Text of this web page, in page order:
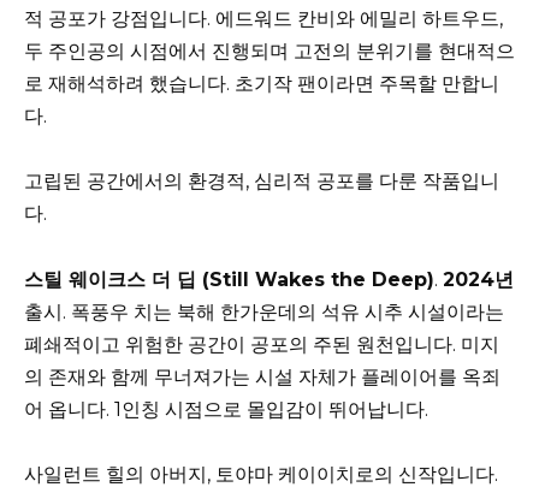
적 공포가 강점입니다. 에드워드 칸비와 에밀리 하트우드,
두 주인공의 시점에서 진행되며 고전의 분위기를 현대적으
로 재해석하려 했습니다. 초기작 팬이라면 주목할 만합니
다.
고립된 공간에서의 환경적, 심리적 공포를 다룬 작품입니
다.
스틸 웨이크스 더 딥 (Still Wakes the Deep). 2024년
출시. 폭풍우 치는 북해 한가운데의 석유 시추 시설이라는
폐쇄적이고 위험한 공간이 공포의 주된 원천입니다. 미지
의 존재와 함께 무너져가는 시설 자체가 플레이어를 옥죄
어 옵니다. 1인칭 시점으로 몰입감이 뛰어납니다.
사일런트 힐의 아버지, 토야마 케이이치로의 신작입니다.